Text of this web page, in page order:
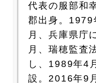
代表の服部和
郡出身。1979
月、兵庫県庁
月、瑞穂監査
し、1989年4
設。2016年9